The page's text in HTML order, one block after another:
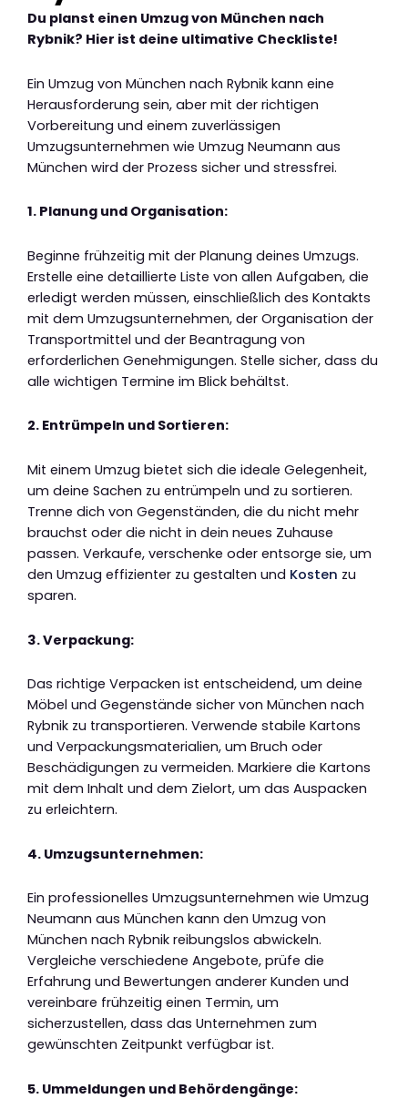
Du planst einen Umzug von München nach
Rybnik? Hier ist deine ultimative Checkliste!
Ein Umzug von München nach Rybnik kann eine
Herausforderung sein, aber mit der richtigen
Vorbereitung und einem zuverlässigen
Umzugsunternehmen wie Umzug Neumann aus
München wird der Prozess sicher und stressfrei.
1. Planung und Organisation:
Beginne frühzeitig mit der Planung deines Umzugs.
Erstelle eine detaillierte Liste von allen Aufgaben, die
erledigt werden müssen, einschließlich des Kontakts
mit dem Umzugsunternehmen, der Organisation der
Transportmittel und der Beantragung von
erforderlichen Genehmigungen. Stelle sicher, dass du
alle wichtigen Termine im Blick behältst.
2. Entrümpeln und Sortieren:
Mit einem Umzug bietet sich die ideale Gelegenheit,
um deine Sachen zu entrümpeln und zu sortieren.
Trenne dich von Gegenständen, die du nicht mehr
brauchst oder die nicht in dein neues Zuhause
passen. Verkaufe, verschenke oder entsorge sie, um
den Umzug effizienter zu gestalten und Kosten zu
sparen.
3. Verpackung:
Das richtige Verpacken ist entscheidend, um deine
Möbel und Gegenstände sicher von München nach
Rybnik zu transportieren. Verwende stabile Kartons
und Verpackungsmaterialien, um Bruch oder
Beschädigungen zu vermeiden. Markiere die Kartons
mit dem Inhalt und dem Zielort, um das Auspacken
zu erleichtern.
4. Umzugsunternehmen:
Ein professionelles Umzugsunternehmen wie Umzug
Neumann aus München kann den Umzug von
München nach Rybnik reibungslos abwickeln.
Vergleiche verschiedene Angebote, prüfe die
Erfahrung und Bewertungen anderer Kunden und
vereinbare frühzeitig einen Termin, um
sicherzustellen, dass das Unternehmen zum
gewünschten Zeitpunkt verfügbar ist.
5. Ummeldungen und Behördengänge: